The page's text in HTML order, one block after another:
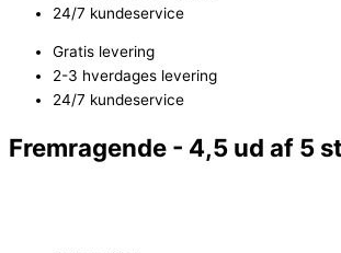
24/7 kundeservice
Gratis levering
2-3 hverdages levering
24/7 kundeservice
Fremragende - 4,5 ud af 5